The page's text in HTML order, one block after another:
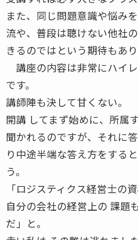
また、同じ問題意識や悩み
流や、普段は聴けない他社
きるのではという期待もあり
講座の内容は非常にハイ
です。
講師陣も決して甘くない。
開講 してまず始めに、所属
聞かれるのですが、それに
り中途半端な答え方をする
う。
「ロジスティクス経営士の
自分の会社の経営上の 課題
だ」と。